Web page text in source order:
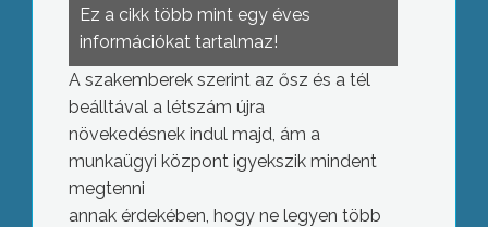
Ez a cikk több mint egy éves
információkat tartalmaz!
A szakemberek szerint az ősz és a tél
beálltával a létszám újra
növekedésnek indul majd, ám a
munkaügyi központ igyekszik mindent
megtenni
annak érdekében, hogy ne legyen több